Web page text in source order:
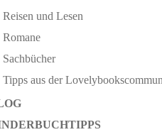
Reisen und Lesen
Romane
Sachbücher
Tipps aus der